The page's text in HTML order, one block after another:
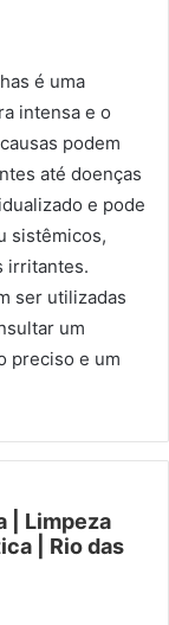
é uma
intensa e o
podem
até doenças
e pode
sistêmicos,
irritantes.
ser utilizadas
um
preciso e um
| Limpeza
| Rio das